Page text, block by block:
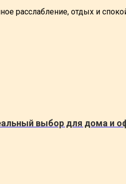
расслабление, отдых и
выбор для дома и